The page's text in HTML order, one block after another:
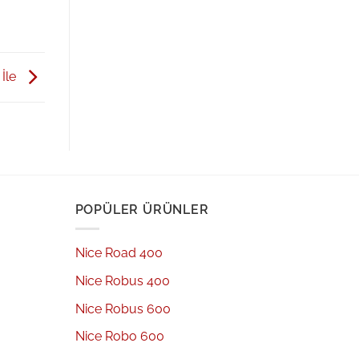
POPÜLER ÜRÜNLER
Nice Road 400
Nice Robus 400
Nice Robus 600
Nice Robo 600